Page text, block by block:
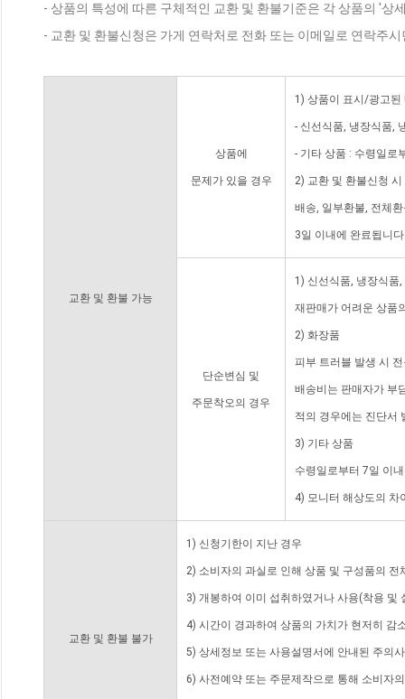
- 상품의 특성에 따른 구체적인 교환 및 환불기준은 각 상품의 '상
- 교환 및 환불신청은 가게 연락처로 전화 또는 이메일로 연락주
교환 및 환불 가능
상품에
문제가 있을 경우
1) 상품이 표시/광고된
- 신선식품, 냉장식품,
- 기타 상품 : 수령일로
2) 교환 및 환불신청
배송, 일부환불, 전체
3일 이내에 완료됩니
단순변심 및
주문착오의 경우
1) 신선식품, 냉장식품
재판매가 어려운 상품
2) 화장품
피부 트러블 발생 시
배송비는 판매자가 부
적의 경우에는 진단서
3) 기타 상품
수령일로부터 7일 이
4) 모니터 해상도의 차
교환 및 환불 불가
1) 신청기한이 지난 경우
2) 소비자의 과실로 인해 상품 및 구성품의
3) 개봉하여 이미 섭취하였거나 사용(착용 및
4) 시간이 경과하여 상품의 가치가 현저히 감
5) 상세정보 또는 사용설명서에 안내된 주의
6) 사전예약 또는 주문제작으로 통해 소비자